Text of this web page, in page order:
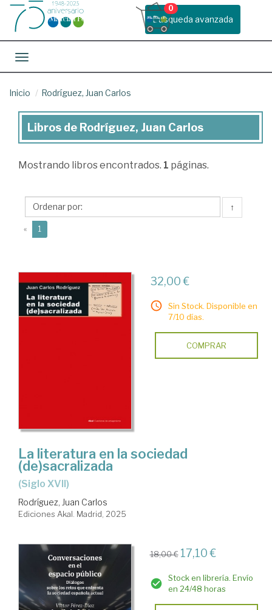
Busqueda avanzada
0
Toggle navigation
Inicio Rodríguez, Juan Carlos
Libros
Rodríguez,
Carlos
Libros de Rodríguez, Juan Carlos
Mostrando libros encontrados. 1 páginas.
↑
« 1
32,00 €
Sin Stock. Disponible en
7/10 días.
COMPRAR
La literatura en la sociedad
(de)sacralizada
(siglo XVII)
Rodríguez, Juan Carlos
Ediciones Akal. Madrid, 2025
18,00 € 17,10 €
Stock en librería. Envío
en 24/48 horas